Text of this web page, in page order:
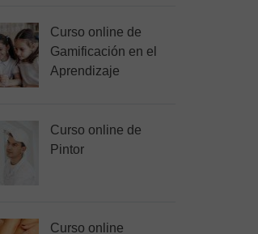
Curso online de
Gamificación en el
Aprendizaje
Curso online de
Pintor
Curso online